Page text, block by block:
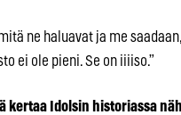
ne haluavat ja me
ei ole pieni. Se on iiiiso.”
kertaa Idolsin historiassa